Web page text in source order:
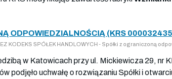
ODPOWIEDZIALNOŚCIĄ (KRS
KODEKS SPÓŁEK HANDLOWYCH - Spółki z ograniczoną
w Katowicach przy ul. Mickiewicza 29, nr
podjęło uchwałę o rozwiązaniu Spółki i